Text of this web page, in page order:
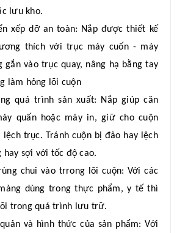
lưu kho.
xếp dỡ an toàn: Nắp được thiết kế
thích với trục máy cuốn - máy
gắn vào trục quay, nâng hạ bằng tay
làm hỏng lõi cuộn
quá trình sản xuất: Nắp giúp căn
quấn hoặc máy in, giữ cho cuộn
lệch trục. Tránh cuộn bị đảo hay lệch
hay sợi với tốc độ cao.
chui vào trrong lõi cuộn: Với các
dùng trong thực phẩm, y tế thì
trong quá trình lưu trữ.
và hình thức của sản phẩm: Với